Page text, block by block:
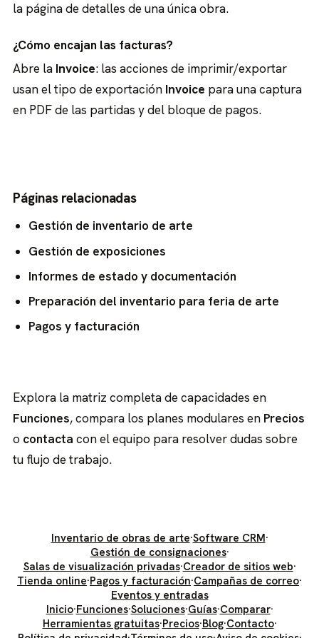
la página de detalles de una única obra.
¿Cómo encajan las facturas?
Abre la Invoice: las acciones de imprimir/exportar
usan el tipo de exportación Invoice para una captura
en PDF de las partidas y del bloque de pagos.
Páginas relacionadas
Gestión de inventario de arte
Gestión de exposiciones
Informes de estado y documentación
Preparación del inventario para feria de arte
Pagos y facturación
Explora la matriz completa de capacidades en
Funciones, compara los planes modulares en Precios
o contacta con el equipo para resolver dudas sobre
tu flujo de trabajo.
Inventario de obras de arte·Software CRM·
Gestión de consignaciones·
Salas de visualización privadas·Creador de sitios web·
Tienda online·Pagos y facturación·Campañas de correo·
Eventos y entradas
Inicio·Funciones·Soluciones·Guías·Comparar·
Herramientas gratuitas·Precios·Blog·Contacto·